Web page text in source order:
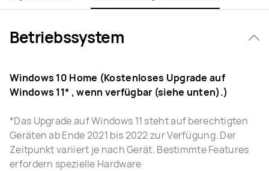
Betriebssystem
Windows 10 Home (Kostenloses Upgrade auf
Windows 11* , wenn verfügbar (siehe unten).)
*Das Upgrade auf Windows 11 steht auf berechtigten
Geräten ab Ende 2021 bis 2022 zur Verfügung. Der
Zeitpunkt variiert je nach Gerät. Bestimmte Features
erfordern spezielle Hardware